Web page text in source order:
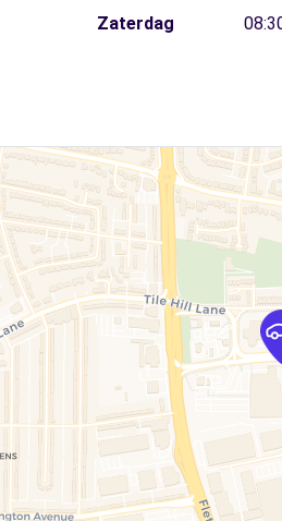
Zaterdag